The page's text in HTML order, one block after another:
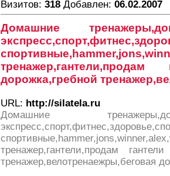
Визитов: 318 Добавлен: 06.02.2007
Домашние
тренажер,гантели,продам
дорожка,гребной
URL: http://silatela.ru
Домашние
тренажер,гантели,продам
тренажер,велотренаежры,беговая